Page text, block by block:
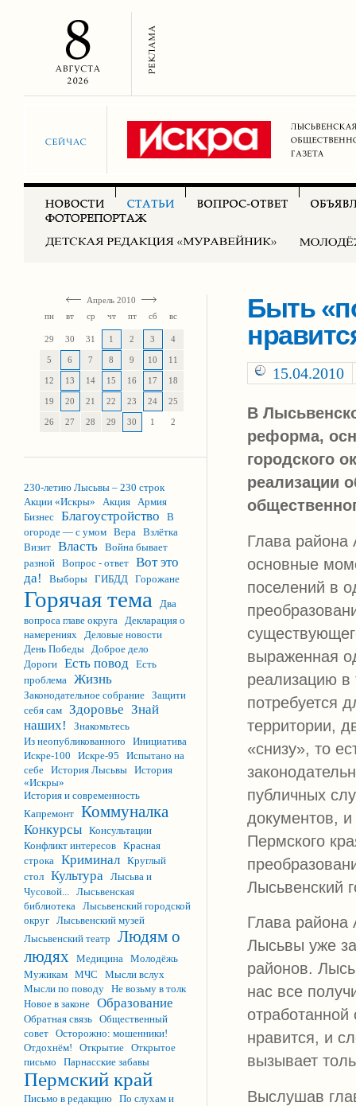
Апрель 2010
пн
вт ср чт пт сб вс
29 30 31 1 2 3 4
5 6 7 8 9 10 11
12 13 14 15 16 17 18
19 20 21 22 23 24 25
26 27 28 29 30 1 2
230-летию Лысьвы – 230 строк
Акции «Искры»
Акция Армия
Бизнес Благоустройство
В
огороде — с умом Вера Взлётка
Визит Власть Война бывает
разной Вопрос - ответ Вот это
да!
Выборы ГИБДД Горожане
Горячая тема
Два
вопроса главе округа Декларация о
намерениях Деловые новости
День Победы Доброе дело
Дороги Есть повод Есть
проблема Жизнь
Законодательное собрание Защити
себя сам Здоровье Знай
наших!
Знакомьтесь
Из неопубликованного
Инициатива
Искре-100
Искре-95
Испытано на
себе История Лысьвы История
«Искры»
История и современность
Капремонт Коммуналка
Конкурсы Консультации
Конфликт интересов Красная
строка Криминал Круглый
стол Культура Лысьва и
Чусовой... Лысьвенская
библиотека Лысьвенский городской
округ Лысьвенский музей
Лысьвенский театр
Людям о
людях Медицина Молодёжь
Мужикам МЧС
Мысли вслух
Мысли по поводу Не возьму в толк
Новое в законе Образование
Обратная связь Общественный
совет Осторожно: мошенники!
Отдохнём!
Открытие Открытое
письмо
Парнасские забавы
Пермский край
Письмо в редакцию По слухам и
Быть
15.04.2010
В
реформа,
городского
реализации
Глава
основные
поселений в
выраженная
реализацию в
потребуется
территории,
«снизу», то
публичных
документов,
Пермского
Лысьвенский
Глава района
Лысьвы уже
районов.
нас все
нравится, и
вызывает
Выслушав